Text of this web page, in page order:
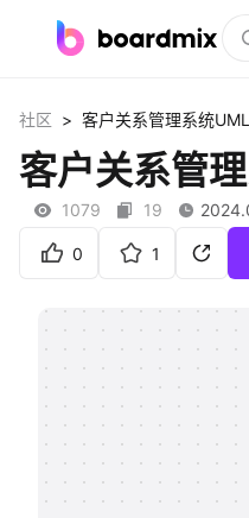
社区资源
下载
客户案例
社区 > 客户关系管理系统
客户关系管
1079 19
0 1